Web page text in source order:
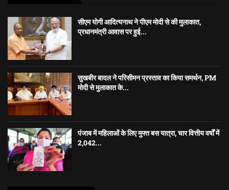
सीएम योगी आदित्यनाथ ने पीएम मोदी से की मुलाकात,
प्रधानमंत्री आवास पर हुई...
सुखबीर बादल ने परिसीमन प्रस्ताव का किया समर्थन, PM
मोदी से मुलाकात के...
पंजाब में महिलाओं के लिए मुफ्त बस यात्रा, चार वित्तीय वर्षों में
2,042...